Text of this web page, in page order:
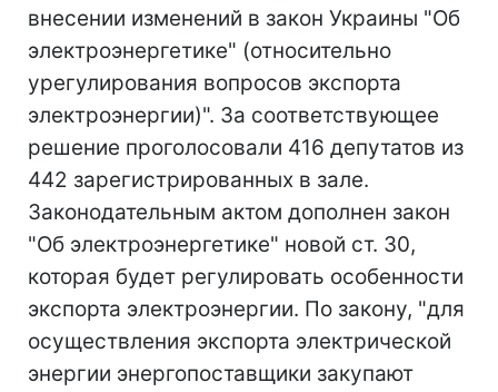
внесении изменений в закон Украины "Об
электроэнергетике" (относительно
урегулирования вопросов экспорта
электроэнергии)". За соответствующее
решение проголосовали 416 депутатов из
442 зарегистрированных в зале.
Законодательным актом дополнен закон
"Об электроэнергетике" новой ст. 30,
которая будет регулировать особенности
экспорта электроэнергии. По закону, "для
осуществления экспорта электрической
энергии энергопоставщики закупают